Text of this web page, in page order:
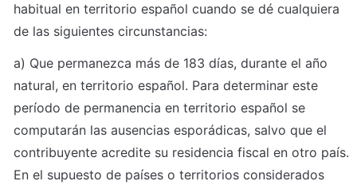
habitual en territorio español cuando se dé cualquiera
de las siguientes circunstancias:
a) Que permanezca más de 183 días, durante el año
natural, en territorio español. Para determinar este
período de permanencia en territorio español se
computarán las ausencias esporádicas, salvo que el
contribuyente acredite su residencia fiscal en otro país.
En el supuesto de países o territorios considerados